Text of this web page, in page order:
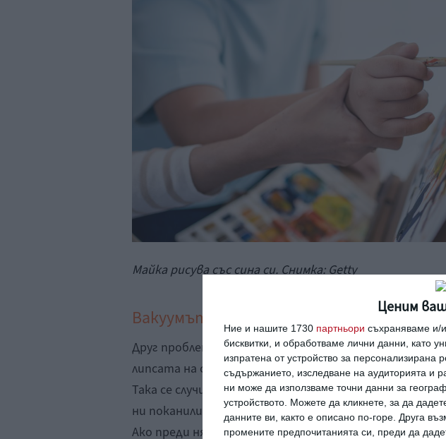
Ценим
Ние и нашите 1730 партньори съхраняваме и/
бисквитки, и обработваме лични данни, като
изпратена от устройство за
съдържанието, изследване на аудиторията и
ни може да използваме точни данни за
устройството. Можете да кликнете, за да
данните ви, както е описано по-горе. Друга
промените предпочитанията си, преди да
Майка рисува със сина си. Снимка: Getty
Вакуумът около нас
Друг проблем, който доскоро не беше признат от
липсата на социален кръг за сина ни.
Така се случи, че останахме с много малко приятели
ни поканили на гости или биха били готови да ни
Ако преди няколко години самата аз бях много